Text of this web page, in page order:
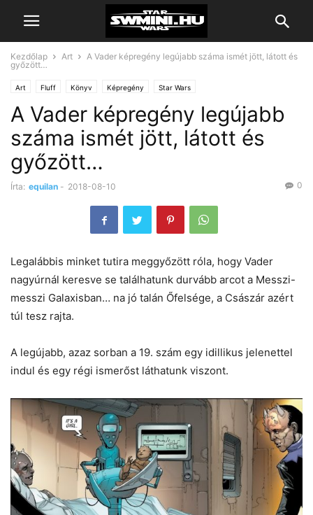
Kezdőlap Art
A Vader képregény legújabb száma ismét jött, látott és
győzött…
Art Fluff Könyv Képregény Star Wars
A Vader képregény legújabb
száma ismét jött, látott és
győzött…
Írta: equilan - 2018-08-10 0
Legalábbis minket tutira meggyőzött róla, hogy Vader
nagyúrnál keresve se találhatunk durvább arcot a Messzi-
messzi Galaxisban… na jó talán Őfelsége, a Császár azért
túl tesz rajta.
A legújabb, azaz sorban a 19. szám egy idillikus jelenettel
indul és egy régi ismerőst láthatunk viszont.